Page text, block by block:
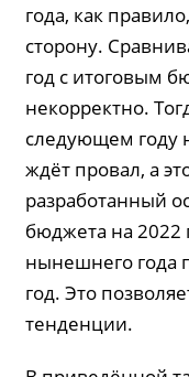
года, как
сторону.
год с итоговым
некорректно.
следующем году
ждёт провал, а
разработанный
бюджета на 2022
нынешнего года
год. Это
тенденции.